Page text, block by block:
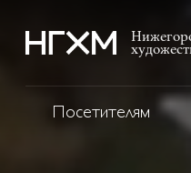
Посетителям